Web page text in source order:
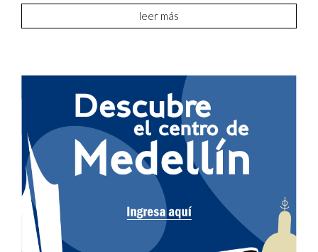
leer más